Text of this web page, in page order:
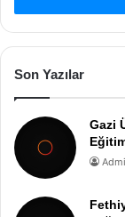
Son Yazılar
Gazi